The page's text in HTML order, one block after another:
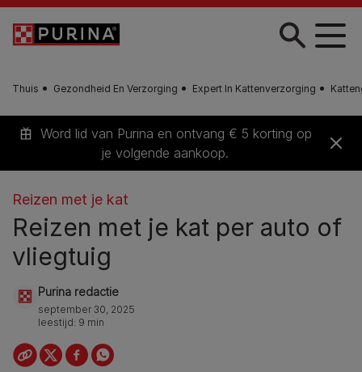
Skip to main content
Thuis Gezondheid En Verzorging Expert In Kattenverzorging
Word lid van Purina en ontvang € 5 korting op
je volgende aankoop.
Reizen met je kat
Reizen met je kat per auto of
vliegtuig
Purina redactie
september 30, 2025
leestijd: 9 min